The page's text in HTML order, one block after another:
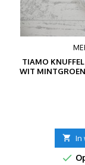
TIAMO
WIT
 In
